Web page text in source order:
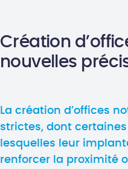
Création
nouvelles
La création d’offices
strictes, dont
lesquelles leur
renforcer la proximité